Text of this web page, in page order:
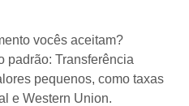
vocês aceitam?
padrão: Transferência
pequenos, como taxas
e Western Union.